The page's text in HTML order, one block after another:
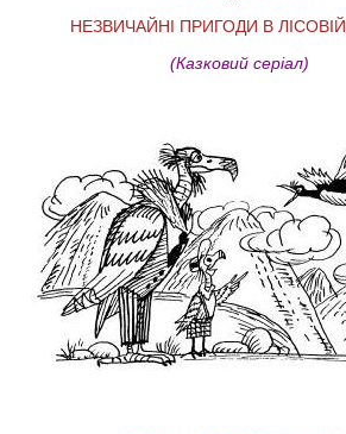
НЕЗВИЧАЙНІ ПРИГОДИ В
(Казковий серіал)